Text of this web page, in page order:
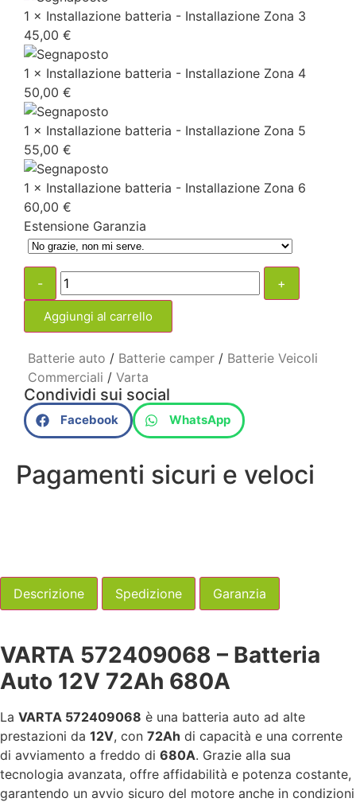
1 × Installazione batteria - Installazione Zona 3
45,00 €
1 × Installazione batteria - Installazione Zona 4
50,00 €
1 × Installazione batteria - Installazione Zona 5
55,00 €
1 × Installazione batteria - Installazione Zona 6
60,00 €
Estensione Garanzia
- +
Aggiungi al carrello
Batterie auto / Batterie camper / Batterie Veicoli
Commerciali / Varta
Condividi sui social
Facebook WhatsApp
Pagamenti sicuri e veloci
Descrizione Spedizione Garanzia
VARTA 572409068 – Batteria
Auto 12V 72Ah 680A
La VARTA 572409068 è una batteria auto ad alte
prestazioni da 12V, con 72Ah di capacità e una corrente
di avviamento a freddo di 680A. Grazie alla sua
tecnologia avanzata, offre affidabilità e potenza costante,
garantendo un avvio sicuro del motore anche in condizioni